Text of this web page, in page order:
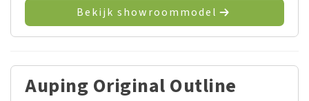
Bekijk showroommodel
Auping Original Outline